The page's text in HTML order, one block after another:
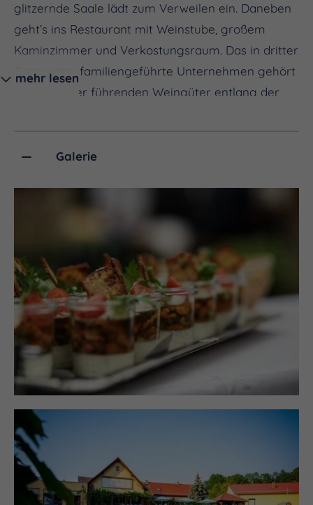
glitzernde Saale lädt zum Verweilen ein. Daneben
geht’s ins Restaurant mit Weinstube, großem
Kaminzimmer und Verkostungsraum. Das in dritter
Generation familiengeführte Unternehmen gehört
zu einem der führenden Weingüter entlang der
während die Gastronomie und Vermarktung in den
auf Frische, Regionalität bzw. auf eine Küche im
Einklang mit den Jahreszeiten. Zu den saisonalen
Höhepunkten zählen beispielsweise das
Osterlamm, frischer Feldspargel oder auch
herbstliche Genüsse wie Pilzgerichte und
Federweißer zu deftigem Zwiebelkuchen. Im
Sommer ein echter Leckerbissen: frisch gegrillte
Thüringer Forelle vom Forellenhof Rust.
Picknick-Abholzeiten: Mi. bis So. 11:30-16:00 Uhr -
bitte per E-Mail unter office@ursprung.de
anfragen.
mehr lesen
Galerie